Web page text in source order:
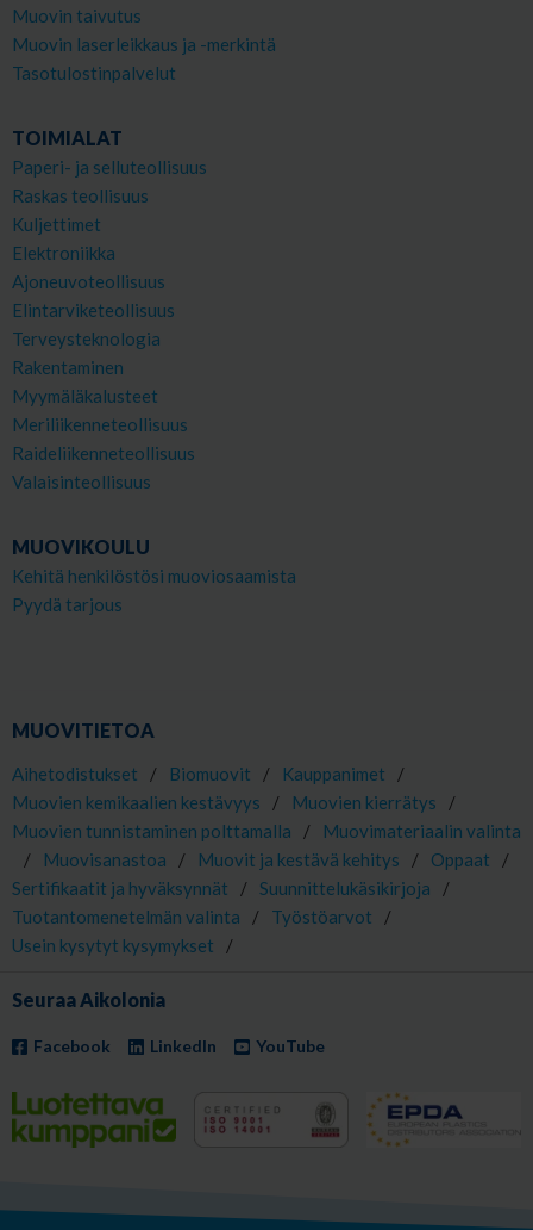
Muovin taivutus
Muovin laserleikkaus ja -merkintä
Tasotulostinpalvelut
TOIMIALAT
Paperi- ja selluteollisuus
Raskas teollisuus
Kuljettimet
Elektroniikka
Ajoneuvoteollisuus
Elintarviketeollisuus
Terveysteknologia
Rakentaminen
Myymäläkalusteet
Meriliikenneteollisuus
Raideliikenneteollisuus
Valaisinteollisuus
MUOVIKOULU
Kehitä henkilöstösi muoviosaamista
Pyydä tarjous
MUOVITIETOA
Aihetodistukset / Biomuovit / Kauppanimet
/
Muovien kemikaalien kestävyys
/ Muovien kierrätys
/
Muovien tunnistaminen polttamalla
/
Muovimateriaalin valinta
/
Muovisanastoa / Muovit ja kestävä kehitys / Oppaat
/
Sertifikaatit ja hyväksynnät
/ Suunnittelukäsikirjoja
/
Tuotantomenetelmän valinta
/ Työstöarvot
/
Usein kysytyt kysymykset
/
Seuraa Aikolonia
Facebook LinkedIn YouTube